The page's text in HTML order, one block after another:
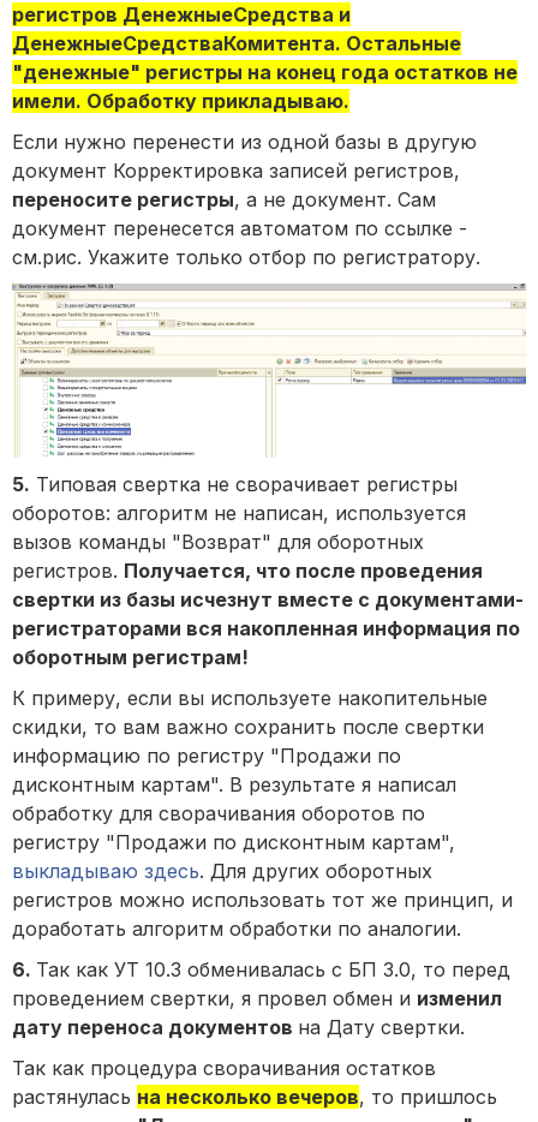
регистров ДенежныеСредства и
ДенежныеСредстваКомитента. Остальные
"денежные" регистры на конец года остатков не
имели. Обработку прикладываю.
Если нужно перенести из одной базы в другую
документ Корректировка записей регистров,
переносите регистры, а не документ. Сам
документ перенесется автоматом по ссылке -
см.рис. Укажите только отбор по регистратору.
5. Типовая свертка не сворачивает регистры
оборотов: алгоритм не написан, используется
вызов команды "Возврат" для оборотных
регистров. Получается, что после проведения
свертки из базы исчезнут вместе с документами-
регистраторами вся накопленная информация по
оборотным регистрам!
К примеру, если вы используете накопительные
скидки, то вам важно сохранить после свертки
информацию по регистру "Продажи по
дисконтным картам". В результате я написал
обработку для сворачивания оборотов по
регистру "Продажи по дисконтным картам",
выкладываю здесь. Для других оборотных
регистров можно использовать тот же принцип, и
доработать алгоритм обработки по аналогии.
6. Так как УТ 10.3 обменивалась с БП 3.0, то перед
проведением свертки, я провел обмен и изменил
дату переноса документов на Дату свертки.
Так как процедура сворачивания остатков
растянулась на несколько вечеров, то пришлось